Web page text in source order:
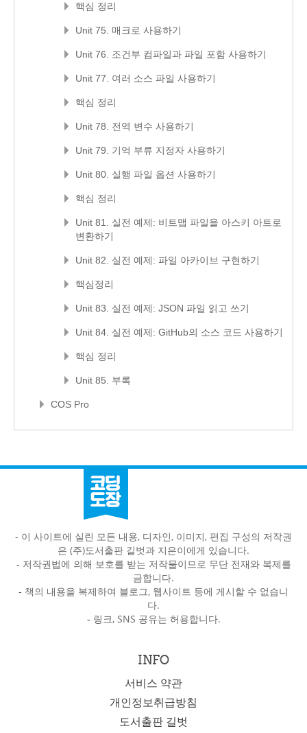
핵심 정리
Unit 75. 매크로 사용하기
Unit 76. 조건부 컴파일과 파일 포함 사용하기
Unit 77. 여러 소스 파일 사용하기
핵심 정리
Unit 78. 전역 변수 사용하기
Unit 79. 기억 부류 지정자 사용하기
Unit 80. 실행 파일 옵션 사용하기
핵심 정리
Unit 81. 실전 예제: 비트맵 파일을 아스키 아트로
변환하기
Unit 82. 실전 예제: 파일 아카이브 구현하기
핵심정리
Unit 83. 실전 예제: JSON 파일 읽고 쓰기
Unit 84. 실전 예제: GitHub의 소스 코드 사용하기
핵심 정리
Unit 85. 부록
COS Pro
- 이 사이트에 실린 모든 내용, 디자인, 이미지, 편집 구성의 저작권
은 (주)도서출판 길벗과 지은이에게 있습니다.
- 저작권법에 의해 보호를 받는 저작물이므로 무단 전재와 복제를
금합니다.
- 책의 내용을 복제하여 블로그, 웹사이트 등에 게시할 수 없습니
다.
- 링크, SNS 공유는 허용합니다.
INFO
서비스 약관
개인정보취급방침
도서출판 길벗